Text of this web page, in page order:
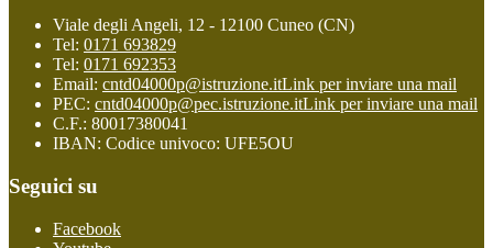
Viale degli Angeli, 12 - 12100 Cuneo (CN)
Tel: 0171 693829
Tel: 0171 692353
Email: cntd04000p@istruzione.itLink per inviare una mail
PEC: cntd04000p@pec.istruzione.itLink per inviare una mail
C.F.: 80017380041
IBAN: Codice univoco: UFE5OU
Seguici su
Facebook